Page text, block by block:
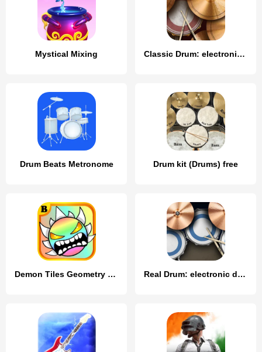
Mystical Mixing Classic Drum: electronic drums
Drum Beats Metronome Drum kit (Drums) free
Demon Tiles Geometry Songs 2.2 Real Drum: electronic drums